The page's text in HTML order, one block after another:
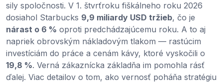
sily spoločnosti. V 1. štvrťroku fiškálneho roku 2026
dosiahol Starbucks 9,9 miliardy USD tržieb, čo je
nárast o 6 % oproti predchádzajúcemu roku. A to aj
napriek obrovským nákladovým tlakom — rastúcim
investíciám do práce a cenám kávy, ktoré vyskočili o
19,8 %. Verná zákaznícka základňa im pomohla rásť
ďalej. Viac detailov o tom, ako vernosť poháňa stratégiu